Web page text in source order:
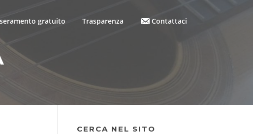
gratuito Trasparenza Contattaci
CERCA NEL SITO